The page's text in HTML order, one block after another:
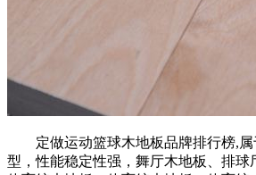
定做运动篮球木地板品牌排行榜,属
型，性能稳定性强，舞厅木地板、排球